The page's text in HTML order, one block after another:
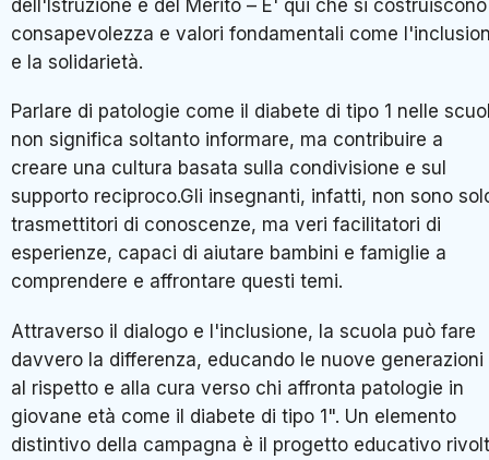
dell'Istruzione e del Merito – E' qui che si costruiscono
consapevolezza e valori fondamentali come
e la solidarietà.
Parlare di patologie come il diabete di tipo 1 nelle
non significa soltanto informare, ma contribuire a
creare una cultura basata sulla condivisione e sul
supporto reciproco.Gli insegnanti, infatti, non sono
trasmettitori di conoscenze, ma veri facilitatori di
esperienze, capaci di aiutare bambini e famiglie a
comprendere e affrontare questi temi.
Attraverso il dialogo e l'inclusione, la scuola può fare
davvero la differenza, educando le nuove generazioni
al rispetto e alla cura verso chi affronta patologie in
giovane età come il diabete di tipo 1". Un elemento
distintivo della campagna è il progetto educativo